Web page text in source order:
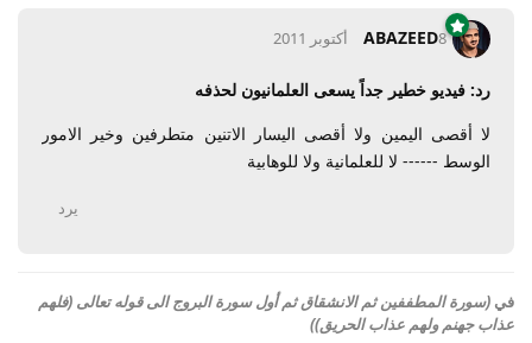
ABAZEED8 أكتوبر 2011
رد: فيديو خطير جداً يسعى العلمانيون لحذفه
لا أقصى اليمين ولا أقصى اليسار الاتنين متطرفين وخير الامور
الوسط ------ لا للعلمانية ولا للوهابية
يرد
في (سورة المطففين ثم الانشقاق ثم أول سورة البروج الى قوله تعالى (فلهم
عذاب جهنم ولهم عذاب الحريق))